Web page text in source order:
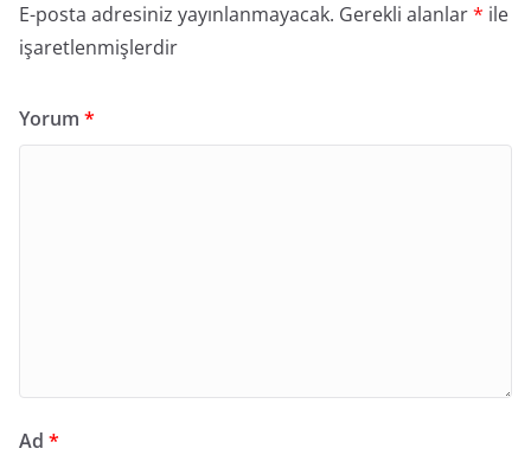
E-posta adresiniz yayınlanmayacak. Gerekli alanlar* ile
işaretlenmişlerdir
Yorum *
Ad *